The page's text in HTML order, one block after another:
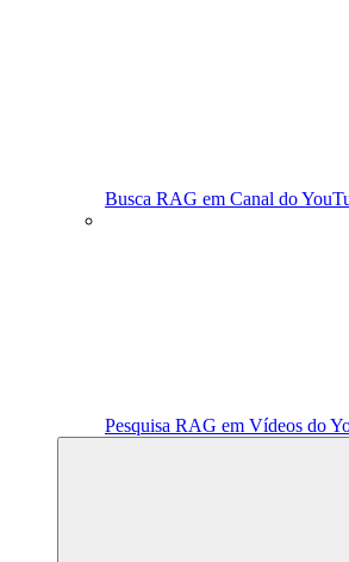
Busca RAG em Canal do
Pesquisa RAG em Vídeos do